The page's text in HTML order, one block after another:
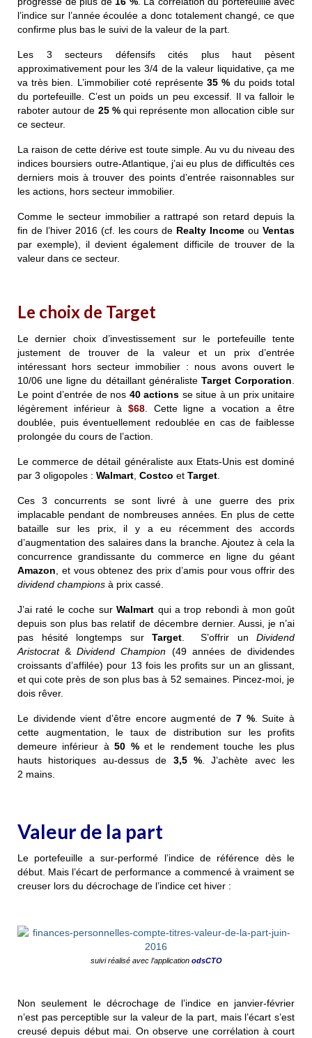
l’indice sur l’année écoulée a donc totalement changé, ce que
confirme plus bas le suivi de la valeur de la part.
Les 3 secteurs défensifs cités plus haut pèsent
approximativement pour les 3/4 de la valeur liquidative, ça me
va très bien. L’immobilier coté représente35 % du poids total
du portefeuille. C’est un poids un peu excessif. Il va falloir le
raboter autour de 25 %qui représente mon allocation cible sur
ce secteur.
La raison de cette dérive est toute simple. Au vu du niveau des
indices boursiers outre-Atlantique, j’ai eu plus de difficultés ces
derniers mois à trouver des points d’entrée raisonnables sur
les actions, hors secteur immobilier.
Comme le secteur immobilier a rattrapé son retard depuis la
fin de l’hiver 2016 (cf. les cours de Realty Income ouVentas
par exemple), il devient également difficile de trouver de la
valeur dans ce secteur.
Le choix de Target
Le dernier choix d’investissement sur le portefeuille tente
justement de trouver de la valeur et un prix d’entrée
intéressant hors secteur immobilier : nous avons ouvert le
10/06 une ligne du détaillant généraliste Target Corporation
Le point d’entrée de nos 40 actions se situe à un prix unitaire
légèrement inférieur à $68. Cette ligne a vocation a être
doublée, puis éventuellement redoublée en cas de faiblesse
prolongée du cours de l’action.
Le commerce de détail généraliste aux Etats-Unis est dominé
par 3 oligopoles : Walmart Costco et Target
Ces 3 concurrents se sont livré à une guerre des prix
implacable pendant de nombreuses années. En plus de cette
bataille sur les prix, il y a eu récemment des accords
d’augmentation des salaires dans la branche. Ajoutez à cela la
concurrence grandissante du commerce en ligne du géant
Amazon , et vous obtenez des prix d’amis pour vous offrir des
dividend champions à prix cassé.
J’ai raté le coche surWalmart qui a trop rebondi à mon goût
depuis son plus bas relatif de décembre dernier. Aussi, je n’ai
pas hésité longtemps sur Target . S’offrir un Dividend
Aristocrat&Dividend Champion (49 années de dividendes
croissants d’affilée) pour 13 fois les profits sur un an glissant,
et qui cote près de son plus bas à 52 semaines. Pincez-moi, je
dois rêver.
Le dividende vient d’être encore augmenté de 7 %. Suite à
cette augmentation, le taux de distribution sur les profits
demeure inférieur à50 %et le rendement touche les plus
hauts historiques au-dessus de 3,5 %. J’achète avec les
2 mains.
Valeur de la part
Le portefeuille a sur-performé l’indice de référence dès le
début. Mais l’écart de performance a commencé à vraiment se
creuser lors du décrochage de l’indice cet hiver :
suivi réalisé avec l’application odsCTO
Non seulement le décrochage de l’indice en janvier-février
n’est pas perceptible sur la valeur de la part, mais l’écart s’est
creusé depuis début mai. On observe une corrélation à court